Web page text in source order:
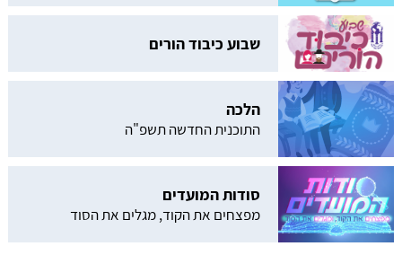
שבוע כיבוד הורים
הלכה
התוכנית החדשה תשפ"ה
סודות המועדים
מפצחים את הקוד, מגלים את הסוד